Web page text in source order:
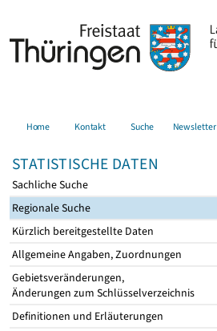
Home Kontakt Suche Newsletter
STATISTISCHE DATEN
Sachliche Suche
Regionale Suche
Kürzlich bereitgestellte Daten
Allgemeine Angaben, Zuordnungen
Gebietsveränderungen,
Änderungen zum Schlüsselverzeichnis
Definitionen und Erläuterungen